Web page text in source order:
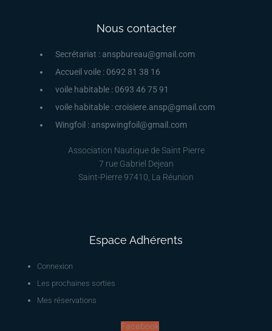
Nous contacter
Secrétariat : anspbureau@gmail.com
Accueil voile : 0692 81 38 16
voile habitable : 0693 46 75 91
voile habitable : croisiere.ansp@gmail.com
Wingfoil : anspwingfoil@gmail.com
Association Nautique de Saint Pierre
7 rue Gabriel Dejean
Saint-Pierre 97410, La Réunion
Espace Adhérents
Connexion
Les prochaines sorties
Mes réservations
Facebook